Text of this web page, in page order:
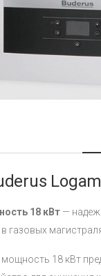
18 кВт —
газовых
18 кВт